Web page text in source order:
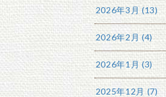
2026年3月 (13)
2026年2月 (4)
2026年1月 (3)
2025年12月 (7)